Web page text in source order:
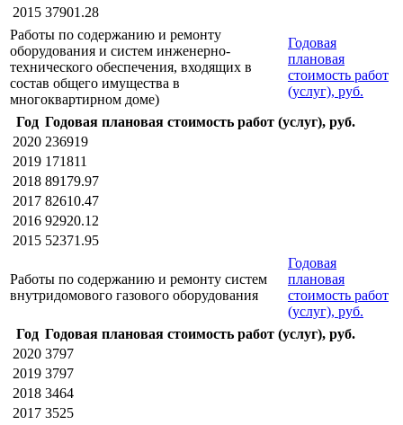
2015 37901.28
Работы по содержанию и ремонту
оборудования и систем инженерно-
технического обеспечения, входящих в
состав общего имущества в
многоквартирном доме)
Годовая
плановая
стоимость работ
(услуг), руб.
Год Годовая плановая стоимость работ (услуг), руб.
2020 236919
2019 171811
2018 89179.97
2017 82610.47
2016 92920.12
2015 52371.95
Работы по содержанию и ремонту систем
внутридомового газового оборудования
Годовая
плановая
стоимость работ
(услуг), руб.
Год Годовая плановая стоимость работ (услуг), руб.
2020 3797
2019 3797
2018 3464
2017 3525